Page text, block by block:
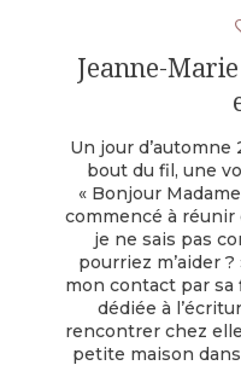
Jeanne-
Un jour d’automne
bout du fil, une
« Bonjour
commencé à réunir
je ne sais pas
pourriez m’aider
mon contact par sa
dédiée à
rencontrer chez
petite maison